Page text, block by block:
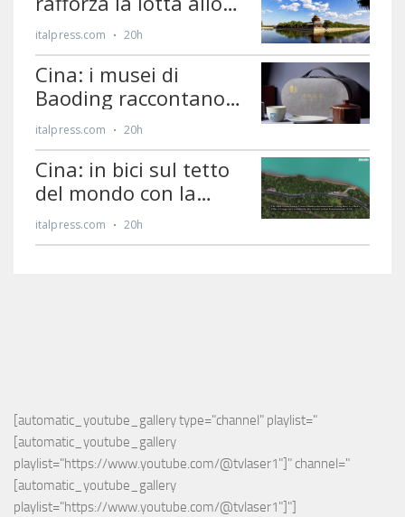
[automatic_youtube_gallery type="channel" playlist="
[automatic_youtube_gallery
playlist="https://www.youtube.com/@tvlaser1"]" channel="
[automatic_youtube_gallery
playlist="https://www.youtube.com/@tvlaser1"]"]